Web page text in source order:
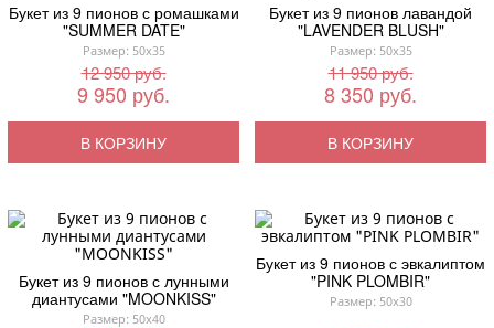
Букет из 9 пионов с ромашками
"SUMMER DATE"
Размер: 50x35
12 950 руб.
9 950 руб.
В КОРЗИНУ
Букет из 9 пионов лавандой
"LAVENDER BLUSH"
Размер: 50x35
11 950 руб.
8 350 руб.
В КОРЗИНУ
Букет из 9 пионов с лунными
диантусами "MOONKISS"
Размер: 50x40
Букет из 9 пионов с эвкалиптом
"PINK PLOMBIR"
Размер: 50x30